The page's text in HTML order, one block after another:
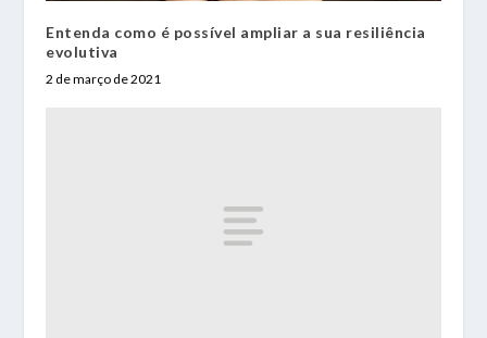
Entenda como é possível ampliar a sua resiliência
evolutiva
2 de março de 2021